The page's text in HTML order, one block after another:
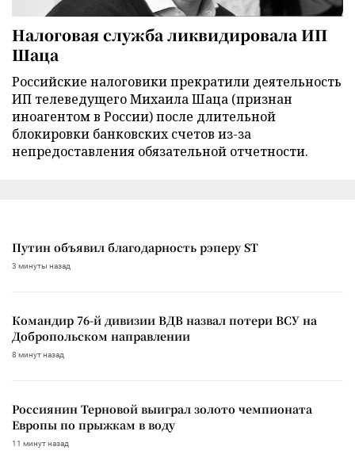
Налоговая служба ликвидировала ИП
Шаца
Российские налоговики прекратили деятельность
ИП телеведущего Михаила Шаца (признан
иноагентом в России) после длительной
блокировки банковских счетов из-за
непредоставления обязательной отчетности.
Путин объявил благодарность рэперу ST
3 минуты назад
Командир 76-й дивизии ВДВ назвал потери ВСУ на
Добропольском направлении
8 минут назад
Россиянин Терновой выиграл золото чемпионата
Европы по прыжкам в воду
11 минут назад